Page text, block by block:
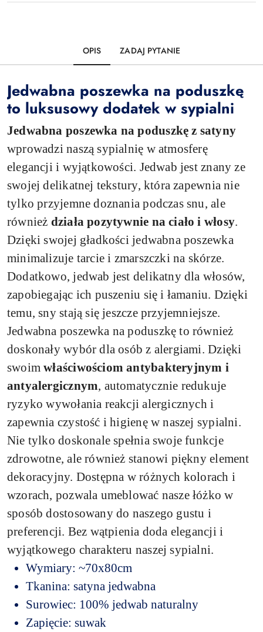
OPIS ZADAJ PYTANIE
Jedwabna poszewka na poduszkę
to luksusowy dodatek w sypialni
Jedwabna poszewka na poduszkę z satyny
wprowadzi naszą sypialnię w atmosferę
elegancji i wyjątkowości. Jedwab jest znany ze
swojej delikatnej tekstury, która zapewnia nie
tylko przyjemne doznania podczas snu, ale
również działa pozytywnie na ciało i włosy.
Dzięki swojej gładkości jedwabna poszewka
minimalizuje tarcie i zmarszczki na skórze.
Dodatkowo, jedwab jest delikatny dla włosów,
zapobiegając ich puszeniu się i łamaniu. Dzięki
temu, sny stają się jeszcze przyjemniejsze.
Jedwabna poszewka na poduszkę to również
doskonały wybór dla osób z alergiami. Dzięki
swoimwłaściwościom antybakteryjnym i
antyalergicznym, automatycznie redukuje
ryzyko wywołania reakcji alergicznych i
zapewnia czystość i higienę w naszej sypialni.
Nie tylko doskonale spełnia swoje funkcje
zdrowotne, ale również stanowi piękny element
dekoracyjny. Dostępna w różnych kolorach i
wzorach, pozwala umeblować nasze łóżko w
sposób dostosowany do naszego gustu i
preferencji. Bez wątpienia doda elegancji i
wyjątkowego charakteru naszej sypialni.
Wymiary: ~70x80cm
Tkanina: satyna jedwabna
Surowiec: 100% jedwab naturalny
Zapięcie: suwak